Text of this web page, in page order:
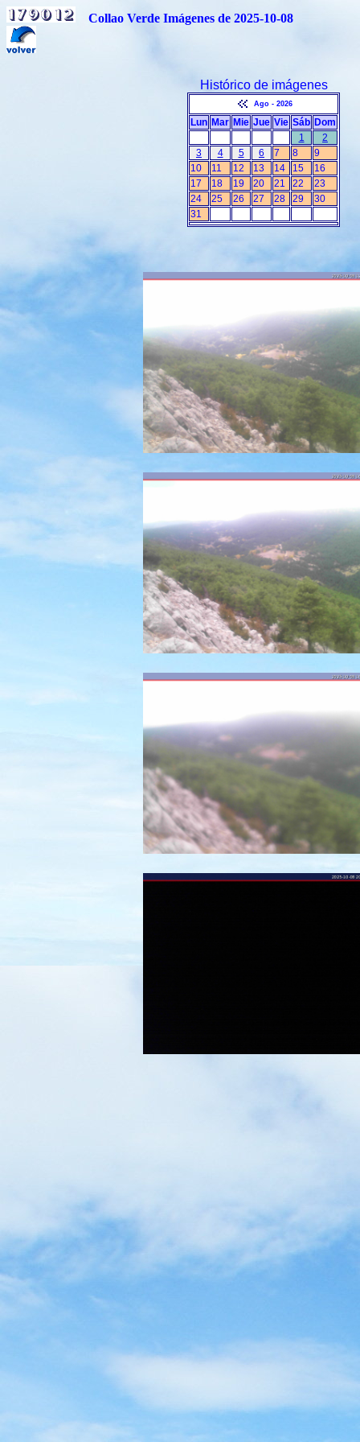
Collao Verde Imágenes de 2025-10-08
Histórico de imágenes
Ago - 2026
Lun Mar Mie Jue Vie Sáb Dom
1
2
3
4 5 6 7 8
9
10
11 12 13 14 15
16
17
18 19 20 21 22
23
24
25 26 27 28 29
30
31